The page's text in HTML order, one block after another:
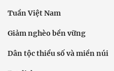
Tuần Việt Nam
Giảm nghèo bền vững
Dân tộc thiểu số và miền núi